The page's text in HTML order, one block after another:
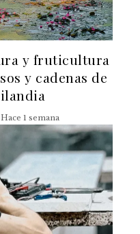
y fruticultura
y cadenas de
Hace 1 semana